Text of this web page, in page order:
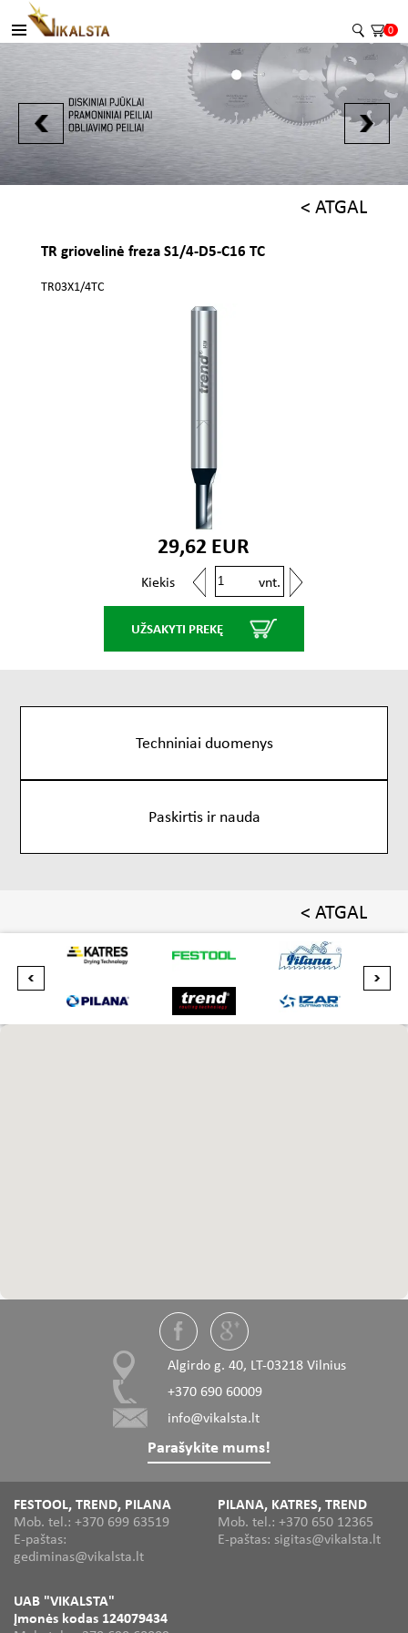
0
< ATGAL
TR griovelinė freza S1/4-D5-C16 TC
TR03X1/4TC
29,62 EUR
Kiekis vnt.
UŽSAKYTI PREKĘ
Techniniai duomenys
Paskirtis ir nauda
< ATGAL
Algirdo g. 40, LT-03218 Vilnius
+370 690 60009
info@vikalsta.lt
Parašykite mums!
FESTOOL, TREND, PILANA
Mob. tel.: +370 699 63519
E-paštas:
gediminas@vikalsta.lt
PILANA, KATRES, TREND
Mob. tel.: +370 650 12365
E-paštas: sigitas@vikalsta.lt
UAB "VIKALSTA"
Įmonės kodas 124079434